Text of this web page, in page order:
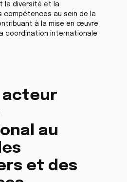
la diversité et la
compétences au sein de la
à la mise en œuvre
coordination internationale
acteur
au
et des